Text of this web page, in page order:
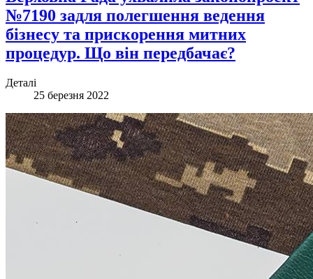
№7190 задля полегшення ведення
бізнесу та прискорення митних
процедур. Що він передбачає?
Деталі
25 березня 2022